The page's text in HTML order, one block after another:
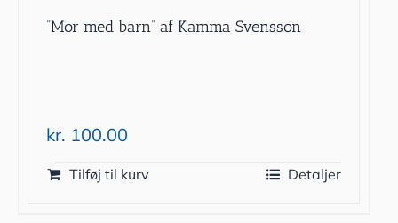
”Mor med barn” af Kamma Svensson
kr. 100.00
Tilføj til kurv Detaljer